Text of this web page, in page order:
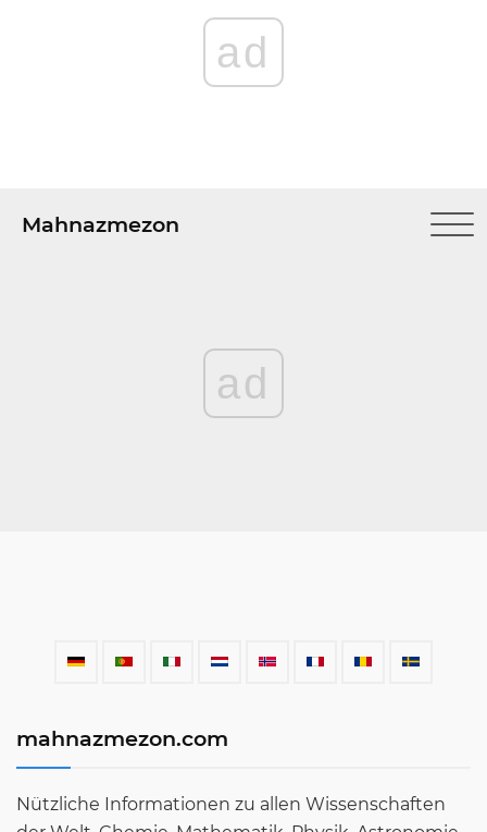
ad
Mahnazmezon
ad
mahnazmezon.com
Nützliche Informationen zu allen Wissenschaften